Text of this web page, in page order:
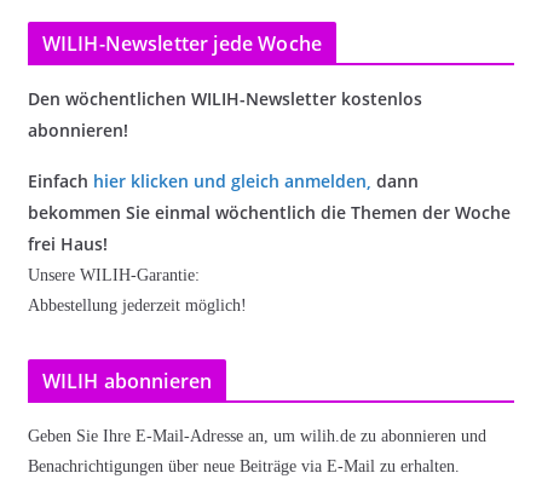
WILIH-Newsletter jede Woche
Den wöchentlichen WILIH-Newsletter kostenlos
abonnieren!
Einfach hier klicken und gleich anmelden, dann
bekommen Sie einmal wöchentlich die Themen der Woche
frei Haus!
Unsere WILIH-Garantie:
Abbestellung jederzeit möglich!
WILIH abonnieren
Geben Sie Ihre E-Mail-Adresse an, um wilih.de zu abonnieren und
Benachrichtigungen über neue Beiträge via E-Mail zu erhalten.